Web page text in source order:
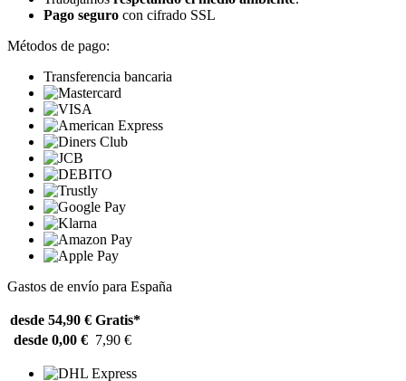
Pago seguro con cifrado SSL
Métodos de pago:
Transferencia bancaria
Gastos de envío para España
desde 54,90 € Gratis*
desde 0,00 € 7,90 €